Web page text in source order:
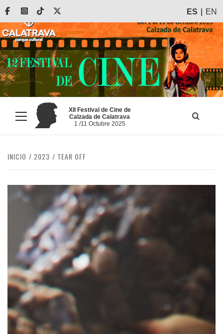
Saltar
contenido
FacebookInstagram
Tiktok ES EN
Menú
principal
XII Festival de Cine de
Calzada de Calatrava
1 /11 Octubre 2025
INICIO 2023 TEAR OFF